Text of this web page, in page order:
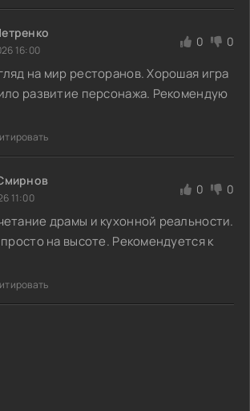
16:00
0 0
на мир ресторанов. Хорошая игра
развитие персонажа. Рекомендую
11:00
0 0
драмы и кухонной реальности.
на высоте. Рекомендуется к